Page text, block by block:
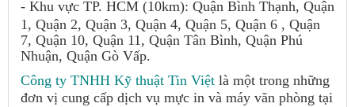
- Khu vực TP. HCM (10km): Quận Bình Thạnh, Quận
1, Quận 2, Quận 3, Quận 4, Quận 5, Quận 6 , Quận
7, Quận 10, Quận 11, Quận Tân Bình, Quận Phú
Nhuận, Quận Gò Vấp.
Công ty TNHH Kỹ thuật Tin Việt là một trong những
đơn vị cung cấp dịch vụ mực in và máy văn phòng tại